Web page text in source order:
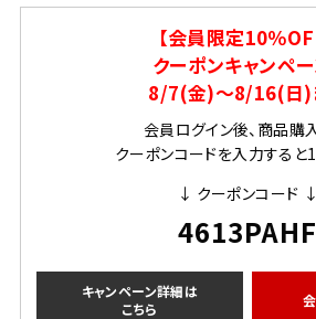
【会員限定10％
クーポンキャンペー
8/7(金)～8/16(日)
会員ログイン後、商品購
クーポンコードを入力すると
↓ クーポンコード ↓
4613PAHF
キャンペーン詳細は
こちら